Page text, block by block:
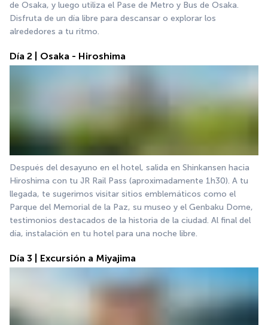
de Osaka, y luego utiliza el Pase de Metro y Bus de Osaka.
Disfruta de un día libre para descansar o explorar los
alrededores a tu ritmo.
Día 2 | Osaka - Hiroshima
Después del desayuno en el hotel, salida en Shinkansen hacia
Hiroshima con tu JR Rail Pass (aproximadamente 1h30). A tu
llegada, te sugerimos visitar sitios emblemáticos como el
Parque del Memorial de la Paz, su museo y el Genbaku Dome,
testimonios destacados de la historia de la ciudad. Al final del
día, instalación en tu hotel para una noche libre.
Día 3 | Excursión a Miyajima